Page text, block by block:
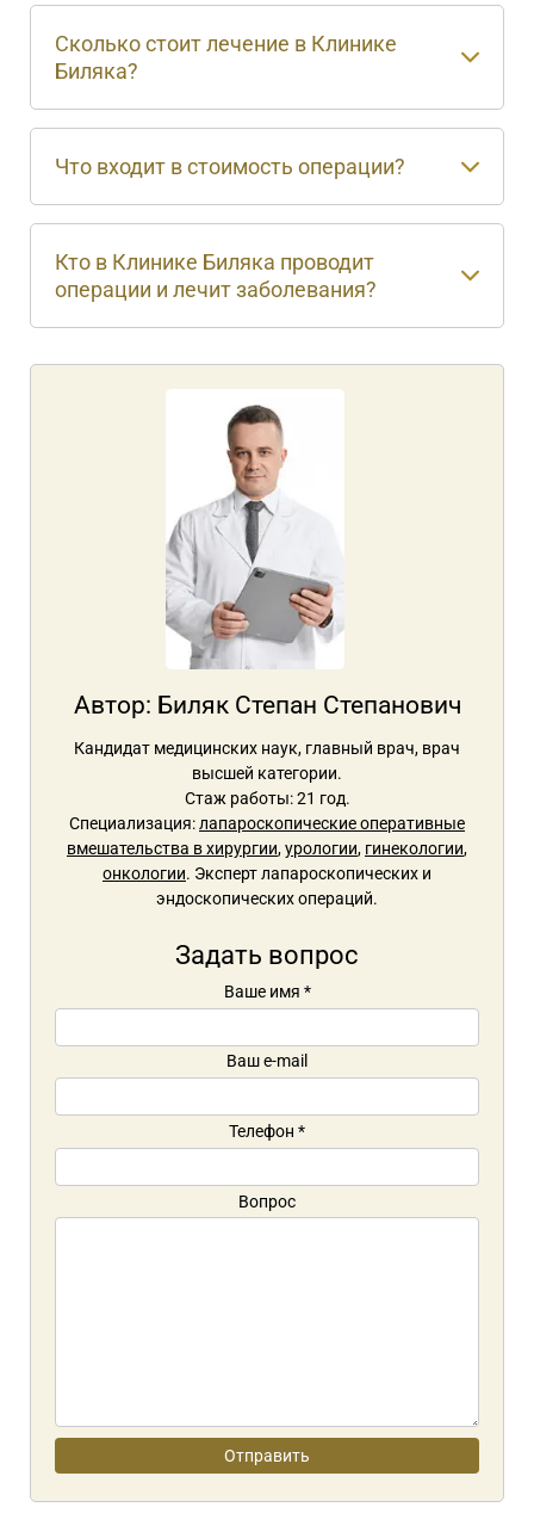
Сколько стоит лечение в Клинике
Биляка?
Что входит в стоимость операции?
Кто в Клинике Биляка проводит
операции и лечит заболевания?
Автор: Биляк Степан Степанович
Кандидат медицинских наук, главный врач, врач
высшей категории.
Стаж работы: 21 год.
Специализация:лапароскопические оперативные
вмешательства в хирургии,урологии, гинекологии,
онкологии. Эксперт лапароскопических и
эндоскопических операций.
Задать вопрос
Ваше имя *
Ваш e-mail
Телефон *
Вопрос